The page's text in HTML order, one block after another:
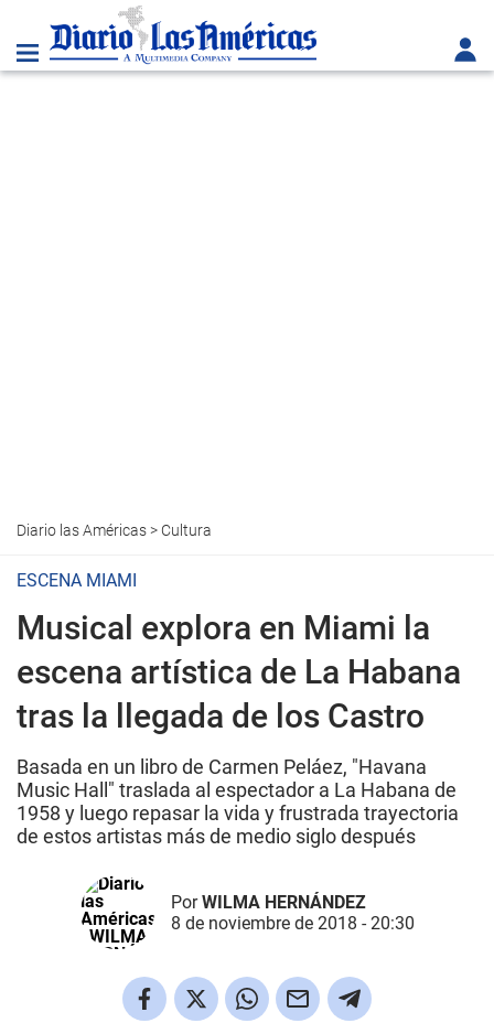
Diario las Américas> Cultura
ESCENA MIAMI
Musical explora en Miami la
escena artística de La Habana
tras la llegada de los Castro
Basada en un libro de Carmen Peláez, "Havana
Music Hall" traslada al espectador a La Habana de
1958 y luego repasar la vida y frustrada trayectoria
de estos artistas más de medio siglo después
PorWILMA HERNÁNDEZ
8 de noviembre de 2018 - 20:30